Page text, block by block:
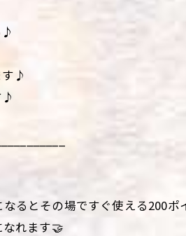
♪
す♪
♪
るとその場ですぐ使える200ポ
れます🤝